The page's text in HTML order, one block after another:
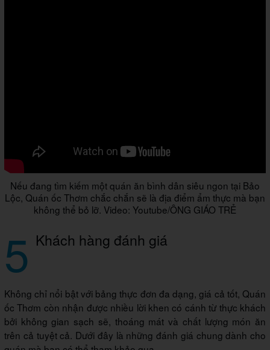
Nếu đang tìm kiếm một quán ăn bình dân siêu ngon tại Bảo
Lộc, Quán ốc Thơm chắc chắn sẽ là địa điểm ẩm thực mà bạn
không thể bỏ lỡ. Video: Youtube/ÔNG GIÁO TRẺ
5 Khách hàng đánh giá
Không chỉ nổi bật với bảng thực đơn đa dạng, giá cả tốt, Quán
ốc Thơm còn nhận được nhiều lời khen có cánh từ thực khách
bởi không gian sạch sẽ, thoáng mát và chất lượng món ăn
trên cả tuyệt cả. Dưới đây là những đánh giá chung dành cho